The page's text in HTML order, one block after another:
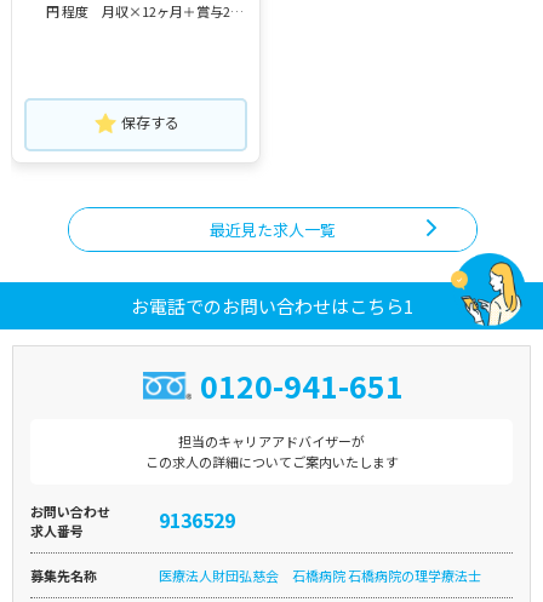
円 程度 月収×12ヶ月＋賞与2ヶ
保存する
最近見た求人一覧
お電話でのお問い合わせはこちら1
0120-941-651
担当のキャリアアドバイザーが
この求人の詳細についてご案内いたします
お問い合わせ
求人番号
9136529
募集先名称 医療法人財団弘慈会 石橋病院 石橋病院の理学療法士